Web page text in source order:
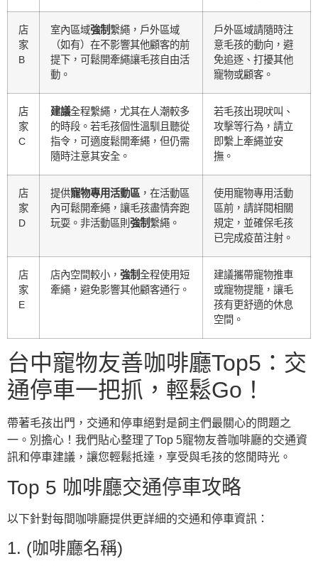
店
家
B
室內區域強制繫繩，戶外區域
（如有）在不影響其他顧客的前
提下，可鬆開牽繩讓毛孩自由活
動。
戶外區域請隨時注
意毛孩的動向，避
免追逐、打擾其他
寵物或顧客。
店
家
C
建議全程繫繩，尤其在人潮較多
的時段。若毛孩個性溫馴且聽從
指令，可適度鬆開牽繩，但仍需
隨時注意其安全。
若毛孩出現吠叫、
攻擊等行為，請立
即繫上牽繩並安
撫。
店
家
D
提供寵物專用活動區 ，在活動區
內可鬆開牽繩，讓毛孩盡情奔跑
玩耍。非活動區則 強制繫繩。
使用寵物專用活動
區前，請詳閱相關
規定，並確保毛孩
已完成疫苗注射。
店
家
E
店內空間較小， 強制全程使用短
牽繩，避免影響其他顧客通行。
建議攜帶寵物推車
或寵物提籠，讓毛
孩有更舒適的休息
空間。
台中寵物友善咖啡廳Top5：交
通停車一把抓，輕鬆Go！
帶著毛孩出門，交通和停車絕對是飼主們最關心的問題之
一。別擔心！我們貼心整理了Top 5寵物友善咖啡廳的交通資
訊和停車建議，讓您輕鬆抵達，享受與毛孩的悠閒時光。
Top 5 咖啡廳交通停車攻略
以下針對每間咖啡廳提供更詳細的交通和停車資訊：
1. (咖啡廳名稱)